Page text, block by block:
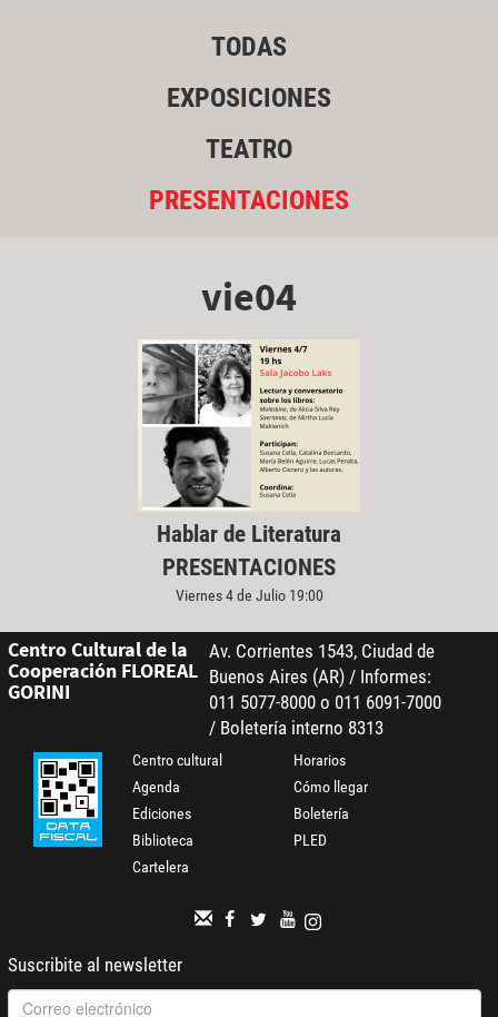
TODAS
EXPOSICIONES
TEATRO
PRESENTACIONES
vie04
Hablar de Literatura
PRESENTACIONES
Viernes 4 de Julio 19:00
Centro Cultural de la
Cooperación FLOREAL
GORINI
Av. Corrientes 1543, Ciudad de
Buenos Aires (AR) / Informes:
011 5077-8000 o 011 6091-7000
/ Boletería interno 8313
Centro cultural
Agenda
Ediciones
Biblioteca
Cartelera
Horarios
Cómo llegar
Boletería
PLED
Suscribite al newsletter